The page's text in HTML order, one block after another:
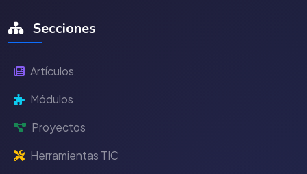
Secciones
Artículos
Módulos
Proyectos
Herramientas TIC